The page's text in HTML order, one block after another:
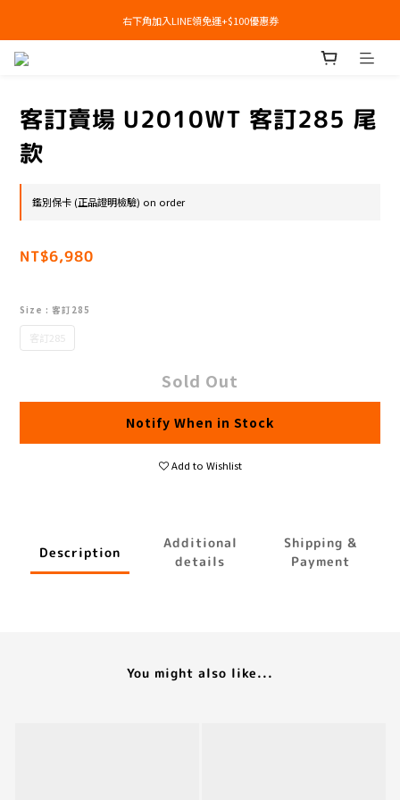
右下角加入LINE領免運+$100優惠券
右下角加入LINE領免運+$100優惠券
即日起，預購商品可提供部分訂金後尾款貨到付款(需協助請洽官line:@apair)
客訂賣場 U2010WT 客訂285 尾
款
鑑別保卡 (正品證明檢驗) on order
NT$6,980
Size : 客訂285
客訂285
Sold Out
Notify When in Stock
Add to Wishlist
Description
Additional
details
Shipping &
Payment
You might also like...